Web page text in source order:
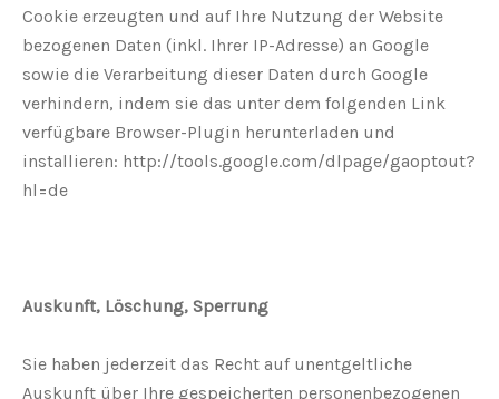
Cookie erzeugten und auf Ihre Nutzung der Website
bezogenen Daten (inkl. Ihrer IP-Adresse) an Google
sowie die Verarbeitung dieser Daten durch Google
verhindern, indem sie das unter dem folgenden Link
verfügbare Browser-Plugin herunterladen und
installieren: http://tools.google.com/dlpage/gaoptout?
hl=de
Auskunft, Löschung, Sperrung
Sie haben jederzeit das Recht auf unentgeltliche
Auskunft über Ihre gespeicherten personenbezogenen